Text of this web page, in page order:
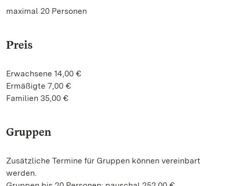
maximal 20 Personen
Preis
Erwachsene 14,00 €
Ermäßigte 7,00 €
Familien 35,00 €
Gruppen
Zusätzliche Termine für Gruppen können vereinbart
werden.